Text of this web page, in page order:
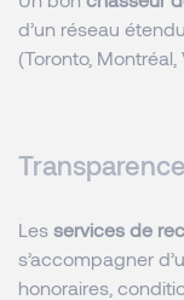
d’un réseau
(Toronto,
Les services de
s’accompagner
honoraires,